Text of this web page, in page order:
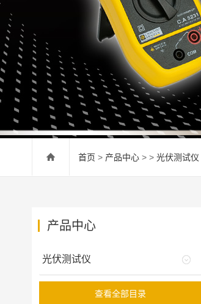
首页 > 产品中心 > > 光伏测试仪
产品中心
光伏测试仪
查看全部目录